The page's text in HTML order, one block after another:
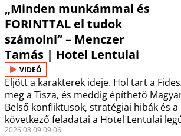
„Minden munkámmal és
FORINTTAL el tudok
számolni” – Menczer
Tamás | Hotel Lentulai
VIDEÓ
Eljött a karakterek ideje. Hol tart a
meg a Tisza, és meddig építhető
Belső konfliktusok, stratégiai hibák és
következő feladatai a Hotel Lentulai
2026.08.09 09:06